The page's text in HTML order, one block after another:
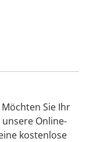
Sie Ihr
unsere Online-
kostenlose